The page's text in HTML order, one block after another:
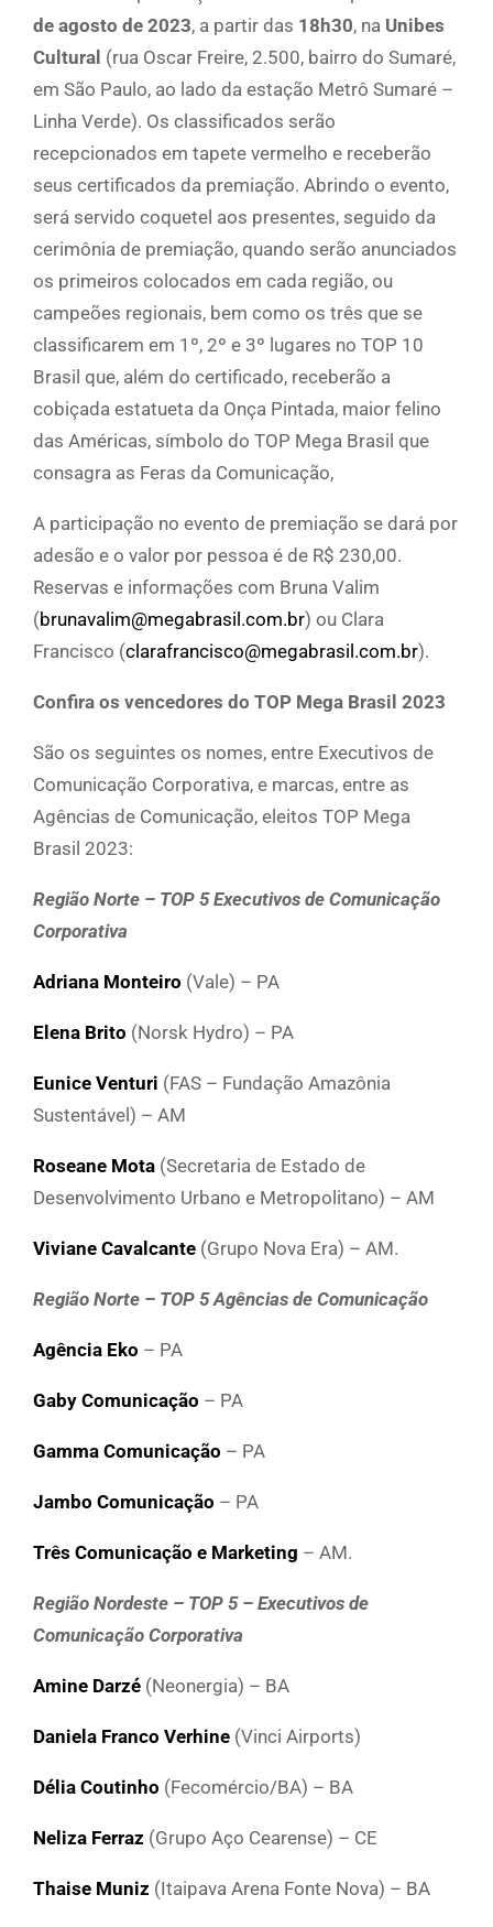
de agosto de 2023, a partir das 18h30, na Unibes
Cultural (rua Oscar Freire, 2.500, bairro do Sumaré,
em São Paulo, ao lado da estação Metrô Sumaré –
Linha Verde). Os classificados serão
recepcionados em tapete vermelho e receberão
seus certificados da premiação. Abrindo o evento,
será servido coquetel aos presentes, seguido da
cerimônia de premiação, quando serão anunciados
os primeiros colocados em cada região, ou
campeões regionais, bem como os três que se
classificarem em 1º, 2º e 3º lugares no TOP 10
Brasil que, além do certificado, receberão a
cobiçada estatueta da Onça Pintada, maior felino
das Américas, símbolo do TOP Mega Brasil que
consagra as Feras da Comunicação,
A participação no evento de premiação se dará por
adesão e o valor por pessoa é de R$ 230,00.
Reservas e informações com Bruna Valim
(brunavalim@megabrasil.com.br) ou Clara
Francisco (clarafrancisco@megabrasil.com.br).
Confira os vencedores do TOP Mega Brasil 2023
São os seguintes os nomes, entre Executivos de
Comunicação Corporativa, e marcas, entre as
Agências de Comunicação, eleitos TOP Mega
Brasil 2023:
Região Norte – TOP 5 Executivos de Comunicação
Corporativa
Adriana Monteiro (Vale) – PA
Elena Brito (Norsk Hydro) – PA
Eunice Venturi (FAS – Fundação Amazônia
Sustentável) – AM
Roseane Mota (Secretaria de Estado de
Desenvolvimento Urbano e Metropolitano) – AM
Viviane Cavalcante (Grupo Nova Era) – AM.
Região Norte – TOP 5 Agências de Comunicação
Agência Eko – PA
Gaby Comunicação – PA
Gamma Comunicação – PA
Jambo Comunicação – PA
Três Comunicação e Marketing – AM.
Região Nordeste – TOP 5 – Executivos de
Comunicação Corporativa
Amine Darzé (Neonergia) – BA
Daniela Franco Verhine (Vinci Airports)
Délia Coutinho (Fecomércio/BA) – BA
Neliza Ferraz (Grupo Aço Cearense) – CE
Thaise Muniz (Itaipava Arena Fonte Nova) – BA